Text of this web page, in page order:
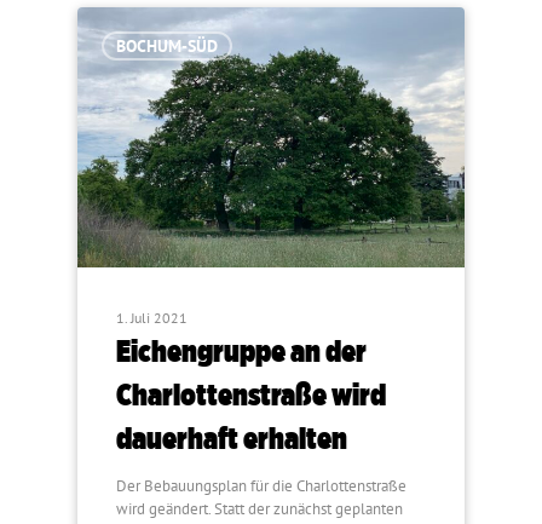
BOCHUM-SÜD
1. Juli 2021
Eichengruppe an der
Charlottenstraße wird
dauerhaft erhalten
Der Bebauungsplan für die Charlottenstraße
wird geändert. Statt der zunächst geplanten